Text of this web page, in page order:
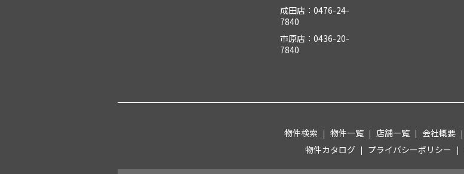
成田店：0476-24-
7840
市原店：0436-20-
7840
物件検索 物件一覧 店舗一覧 会社概要
物件カタログ
プライバシーポリシー